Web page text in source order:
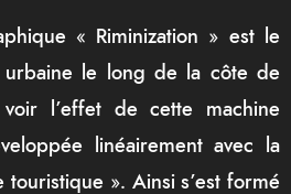
« Riminization » est le
urbaine le long de la côte de
l’effet de cette machine
linéairement avec la
». Ainsi s’est formé